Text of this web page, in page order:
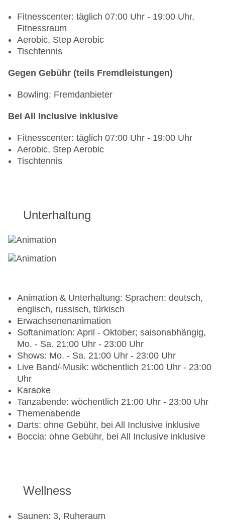
Fitnesscenter: täglich 07:00 Uhr - 19:00 Uhr,
Fitnessraum
Aerobic, Step Aerobic
Tischtennis
Gegen Gebühr (teils Fremdleistungen)
Bowling: Fremdanbieter
Bei All Inclusive inklusive
Fitnesscenter: täglich 07:00 Uhr - 19:00 Uhr
Aerobic, Step Aerobic
Tischtennis
Unterhaltung
Animation & Unterhaltung: Sprachen: deutsch,
englisch, russisch, türkisch
Erwachsenenanimation
Softanimation: April - Oktober; saisonabhängig,
Mo. - Sa. 21:00 Uhr - 23:00 Uhr
Shows: Mo. - Sa. 21:00 Uhr - 23:00 Uhr
Live Band/-Musik: wöchentlich 21:00 Uhr - 23:00
Uhr
Karaoke
Tanzabende: wöchentlich 21:00 Uhr - 23:00 Uhr
Themenabende
Darts: ohne Gebühr, bei All Inclusive inklusive
Boccia: ohne Gebühr, bei All Inclusive inklusive
Wellness
Saunen: 3, Ruheraum